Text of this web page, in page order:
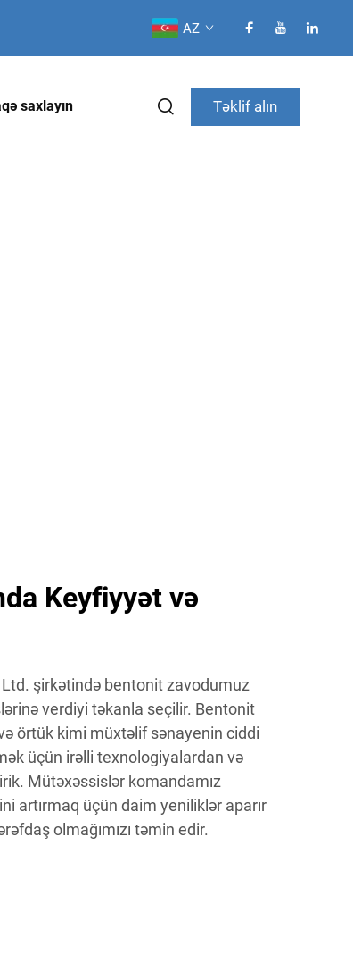
AZ
saxlayın Təklif alın
Keyfiyyət və
şirkətində bentonit zavodumuz
verdiyi təkanla seçilir. Bentonit
örtük kimi müxtəlif sənayenin ciddi
üçün irəlli texnologiyalardan və
Mütəxəssislər komandamız
artırmaq üçün daim yeniliklər aparır
olmağımızı təmin edir.